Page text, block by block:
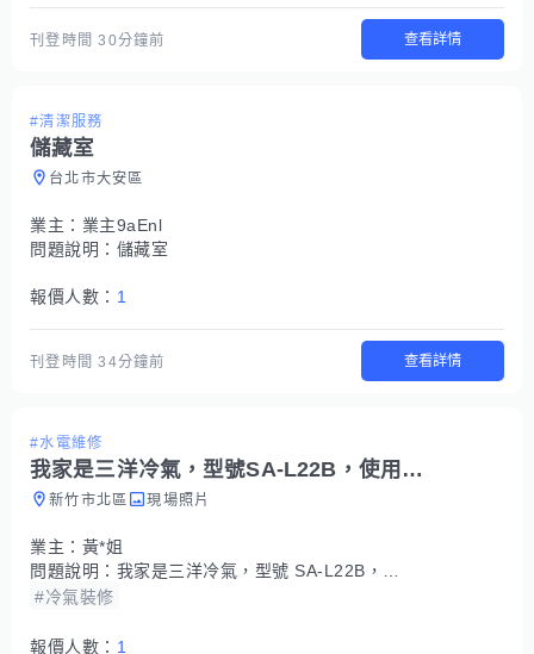
刊登時間30分鐘前 查看詳情
#清潔服務
儲藏室
台北市大安區
業主： 業主9aEnl
問題說明： 儲藏室
報價人數： 1
刊登時間34分鐘前 查看詳情
#水電維修
我家是三洋冷氣，型號SA-L22B，使用大概10年左右。今天突然不會冷
新竹市北區 現場照片
業主： 黃*姐
問題說明： 我家是三洋冷氣，型號 SA-L22B，使用大概10年左右。 今天突然不會冷，設定25度但吹出來是常溫，濾網也有清洗過，也已重新拔插頭開機。 想請問可以安排師傅到府檢查嗎？ 檢查費用大概多少？
#冷氣裝修
報價人數： 1